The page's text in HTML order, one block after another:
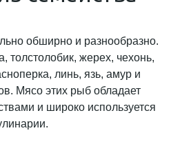
обширно и разнообразно.
толстолобик, жерех, чехонь,
линь, язь, амур и
Мясо этих рыб обладает
и широко используется